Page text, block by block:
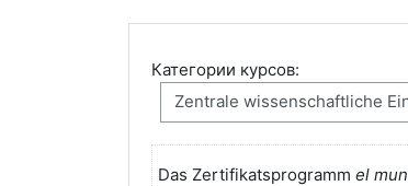
Категории курсов:
Das Zertifikatsprogramm el